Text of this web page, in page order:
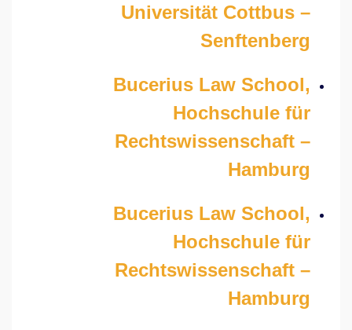
Universität Cottbus –
Senftenberg
Bucerius Law School,
Hochschule für
Rechtswissenschaft –
Hamburg
Bucerius Law School,
Hochschule für
Rechtswissenschaft –
Hamburg